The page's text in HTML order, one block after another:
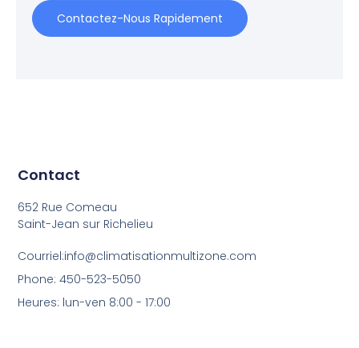
Contactez-Nous Rapidement
Contact
652 Rue Comeau
Saint-Jean sur Richelieu
Courriel:info@climatisationmultizone.com
Phone: 450-523-5050
Heures: lun-ven 8:00 - 17:00